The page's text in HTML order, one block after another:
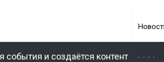
события и создаётся контент